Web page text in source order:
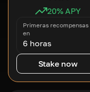
20% APY
Primeras recompensas
en
6 horas
Stake now